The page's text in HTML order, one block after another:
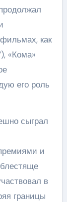
как
«Кома»
его роль
сыграл
и
в
границы